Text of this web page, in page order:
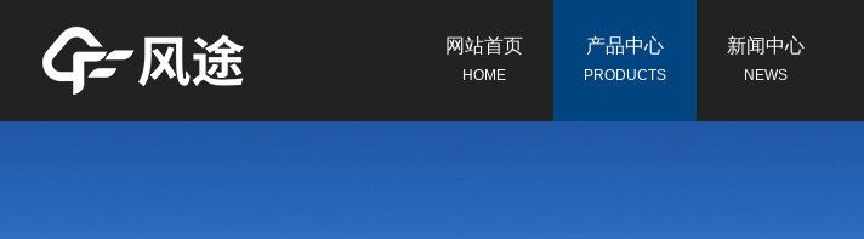
网站首页
HOME
产品中心
PRODUCTS
新闻中心
NEWS